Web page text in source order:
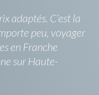
adaptés. C’est la
peu, voyager
en Franche
sur Haute-